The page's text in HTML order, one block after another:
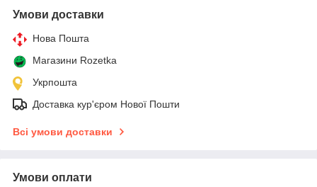
Умови доставки
Нова Пошта
Магазини Rozetka
Укрпошта
Доставка кур'єром Нової Пошти
Всі умови доставки
Умови оплати